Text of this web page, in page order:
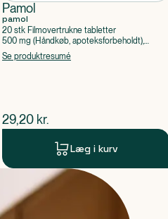
Pamol
pamol
20 stk Filmovertrukne tabletter
500 mg (Håndkøb, apoteksforbeholdt),
Paracetamol
Se produktresumé
$nuværende pris
29,20 kr.
Læg i kurv